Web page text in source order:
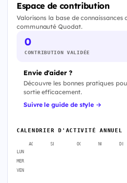
Espace de contribution
Valorisons la base de connaissances
communauté Quodat.
0
CONTRIBUTION VALIDÉE
Envie d'aider ?
Découvre les bonnes pratiques
sortie efficacement.
Suivre le guide de style →
CALENDRIER D'ACTIVITÉ ANNUEL
AOÛT SEPT. OCT. NOV. DÉC.
LUN
MER
VEN